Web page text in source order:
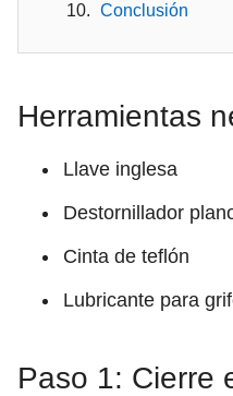
Conclusión
Herramientas
Llave inglesa
Destornillador
Cinta de teflón
Lubricante para
Paso 1: Cierre